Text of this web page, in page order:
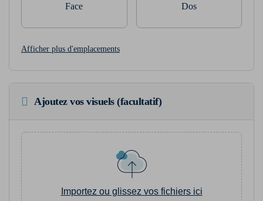
Face Dos
Afficher plus d'emplacements
Ajoutez vos visuels (facultatif)
Importez ou glissez vos fichiers ici